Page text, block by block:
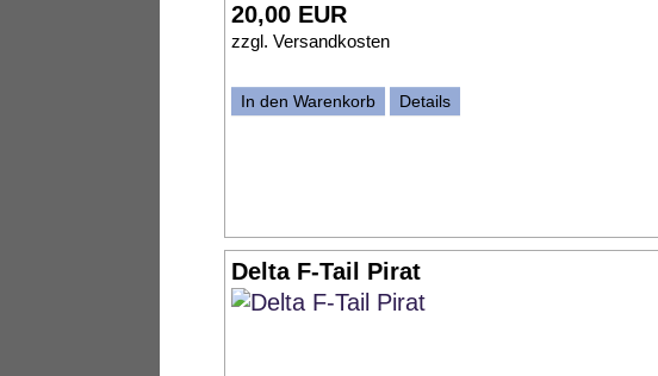
20,00 EUR
zzgl.Versandkosten
In den Warenkorb Details
Delta F-Tail Pirat